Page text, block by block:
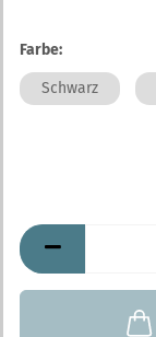
Farbe:
Schwarz